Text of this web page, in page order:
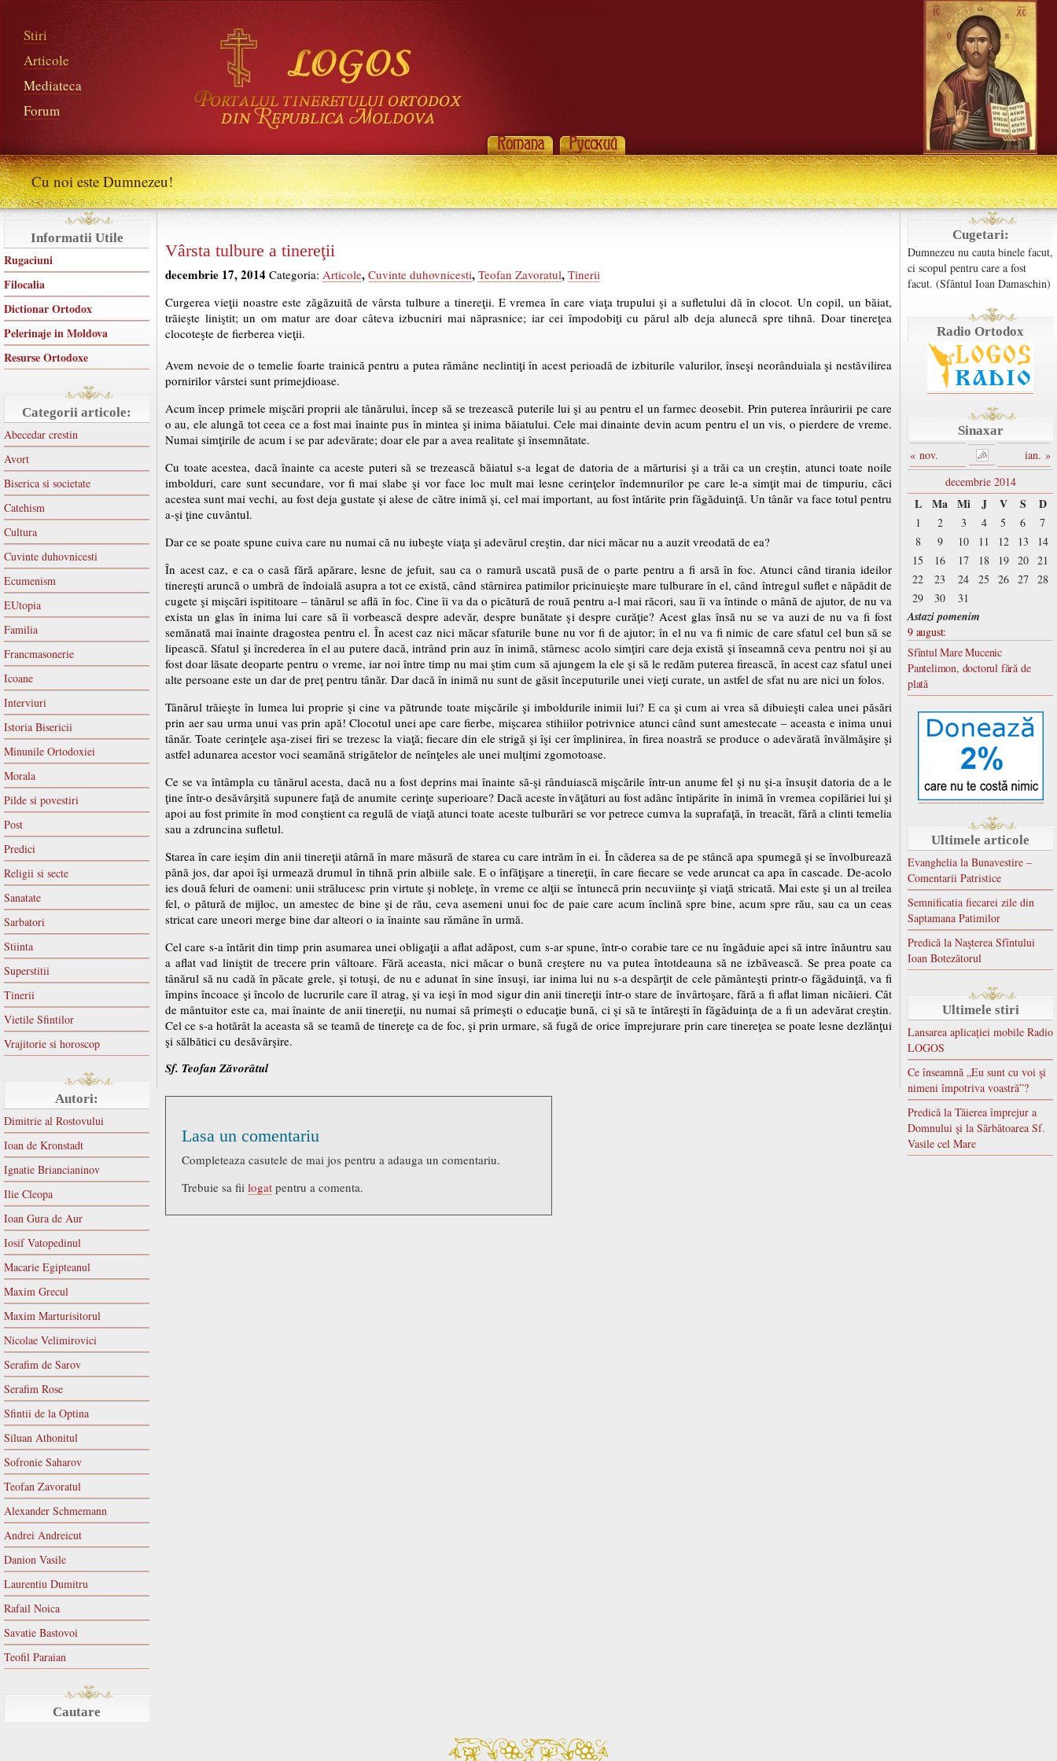
Stiri
Articole
Mediateca
Forum
Cu noi este Dumnezeu!
Informatii Utile
Rugaciuni
Filocalia
Dictionar Ortodox
Pelerinaje in Moldova
Resurse Ortodoxe
Categorii articole:
Abecedar crestin
Avort
Biserica si societate
Catehism
Cultura
Cuvinte duhovnicesti
Ecumenism
EUtopia
Familia
Francmasonerie
Icoane
Interviuri
Istoria Bisericii
Minunile Ortodoxiei
Morala
Pilde si povestiri
Post
Predici
Religii si secte
Sanatate
Sarbatori
Stiinta
Superstitii
Tinerii
Vietile Sfintilor
Vrajitorie si horoscop
Autori:
Dimitrie al Rostovului
Ioan de Kronstadt
Ignatie Briancianinov
Ilie Cleopa
Ioan Gura de Aur
Iosif Vatopedinul
Macarie Egipteanul
Maxim Grecul
Maxim Marturisitorul
Nicolae Velimirovici
Serafim de Sarov
Serafim Rose
Sfintii de la Optina
Siluan Athonitul
Sofronie Saharov
Teofan Zavoratul
Alexander Schmemann
Andrei Andreicut
Danion Vasile
Laurentiu Dumitru
Rafail Noica
Savatie Bastovoi
Teofil Paraian
Cautare
Cugetari:
Dumnezeu nu cauta binele facut,
ci scopul pentru care a fost
facut. (Sfântul Ioan Damaschin)
Radio Ortodox
Sinaxar
« nov.
ian. »
decembrie 2014
L Ma Mi J V S D
1 2 3 4 5 6
7
8
9 10 11 12 13
14
15
16 17 18 19 20
21
22
23 24 25 26 27
28
29
30 31
Astazi pomenim
9 august:
Sfîntul Mare Mucenic
Pantelimon, doctorul fără de
plată
Ultimele articole
Evanghelia la Bunavestire –
Comentarii Patristice
Semnificatia fiecarei zile din
Saptamana Patimilor
Predică la Naşterea Sfîntului
Ioan Botezătorul
Ultimele stiri
Lansarea aplicației mobile Radio
LOGOS
Ce înseamnă „Eu sunt cu voi şi
nimeni împotriva voastră”?
Predică la Tăierea împrejur a
Domnului şi la Sărbătoarea Sf.
Vasile cel Mare
Vârsta tulbure a tinereţii
decembrie 17, 2014 Categoria: Articole, Cuvinte duhovnicesti, Teofan Zavoratul, Tinerii
Curgerea vieţii noastre este zăgăzuită de vârsta tulbure a tinereţii. E vremea în care viaţa trupului şi a sufletului dă în clocot. Un copil, un băiat,
trăieşte liniştit; un om matur are doar câteva izbucniri mai năprasnice; iar cei împodobiţi cu părul alb deja alunecă spre tihnă. Doar tinereţea
clocoteşte de fierberea vieţii.
Avem nevoie de o temelie foarte trainică pentru a putea rămâne neclintiţi în acest perioadă de izbiturile valurilor, înseşi neorânduiala şi nestăvilirea
pornirilor vârstei sunt primejdioase.
Acum încep primele mişcări proprii ale tânărului, încep să se trezească puterile lui şi au pentru el un farmec deosebit. Prin puterea înrâuririi pe care
o au, ele alungă tot ceea ce a fost mai înainte pus în mintea şi inima băiatului. Cele mai dinainte devin acum pentru el un vis, o pierdere de vreme.
Numai simţirile de acum i se par adevărate; doar ele par a avea realitate şi însemnătate.
Cu toate acestea, dacă înainte ca aceste puteri să se trezească băiatul s-a legat de datoria de a mărturisi şi a trăi ca un creştin, atunci toate noile
imbolduri, care sunt secundare, vor fi mai slabe şi vor face loc mult mai lesne cerinţelor îndemnurilor pe care le-a simţit mai de timpuriu, căci
acestea sunt mai vechi, au fost deja gustate şi alese de către inimă şi, cel mai important, au fost întărite prin făgăduinţă. Un tânăr va face totul pentru
a-şi ţine cuvântul.
Dar ce se poate spune cuiva care nu numai că nu iubeşte viaţa şi adevărul creştin, dar nici măcar nu a auzit vreodată de ea?
În acest caz, e ca o casă fără apărare, lesne de jefuit, sau ca o ramură uscată pusă de o parte pentru a fi arsă în foc. Atunci când tirania ideilor
tinereşti aruncă o umbră de îndoială asupra a tot ce există, când stârnirea patimilor pricinuieşte mare tulburare în el, când întregul suflet e năpădit de
cugete şi mişcări ispititoare – tânărul se află în foc. Cine îi va da o picătură de rouă pentru a-l mai răcori, sau îi va întinde o mână de ajutor, de nu va
exista un glas în inima lui care să îi vorbească despre adevăr, despre bunătate şi despre curăţie? Acest glas însă nu se va auzi de nu va fi fost
semănată mai înainte dragostea pentru el. În acest caz nici măcar sfaturile bune nu vor fi de ajutor; în el nu va fi nimic de care sfatul cel bun să se
lipească. Sfatul şi încrederea în el au putere dacă, intrând prin auz în inimă, stârnesc acolo simţiri care deja există şi înseamnă ceva pentru noi şi au
fost doar lăsate deoparte pentru o vreme, iar noi între timp nu mai ştim cum să ajungem la ele şi să le redăm puterea firească, în acest caz sfatul unei
alte persoane este un dar de preţ pentru tânăr. Dar dacă în inimă nu sunt de găsit începuturile unei vieţi curate, un astfel de sfat nu are nici un folos.
Tânărul trăieşte în lumea lui proprie şi cine va pătrunde toate mişcările şi imboldurile inimii lui? E ca şi cum ai vrea să dibuieşti calea unei păsări
prin aer sau urma unui vas prin apă! Clocotul unei ape care fierbe, mişcarea stihiilor potrivnice atunci când sunt amestecate – aceasta e inima unui
tânăr. Toate cerinţele aşa-zisei firi se trezesc la viaţă; fiecare din ele strigă şi îşi cer împlinirea, în firea noastră se produce o adevărată învălmăşire şi
astfel adunarea acestor voci seamănă strigătelor de neînţeles ale unei mulţimi zgomotoase.
Ce se va întâmpla cu tânărul acesta, dacă nu a fost deprins mai înainte să-şi rânduiască mişcările într-un anume fel şi nu şi-a însuşit datoria de a le
ţine într-o desăvârşită supunere faţă de anumite cerinţe superioare? Dacă aceste învăţături au fost adânc întipărite în inimă în vremea copilăriei lui şi
apoi au fost primite în mod conştient ca regulă de viaţă atunci toate aceste tulburări se vor petrece cumva la suprafaţă, în treacăt, fără a clinti temelia
sau a zdruncina sufletul.
Starea în care ieşim din anii tinereţii atârnă în mare măsură de starea cu care intrăm în ei. În căderea sa de pe stâncă apa spumegă şi se învolburează
până jos, dar apoi îşi urmează drumul în tihnă prin albiile sale. E o înfăţişare a tinereţii, în care fiecare se vede aruncat ca apa în cascade. De-acolo
ies două feluri de oameni: unii strălucesc prin virtute şi nobleţe, în vreme ce alţii se întunecă prin necuviinţe şi viaţă stricată. Mai este şi un al treilea
fel, o pătură de mijloc, un amestec de bine şi de rău, ceva asemeni unui foc de paie care acum înclină spre bine, acum spre rău, sau ca un ceas
stricat care uneori merge bine dar alteori o ia înainte sau rămâne în urmă.
Cel care s-a întărit din timp prin asumarea unei obligaţii a aflat adăpost, cum s-ar spune, într-o corabie tare ce nu îngăduie apei să intre înăuntru sau
a aflat vad liniştit de trecere prin vâltoare. Fără aceasta, nici măcar o bună creştere nu va putea întotdeauna să ne izbăvească. Se prea poate ca
tânărul să nu cadă în păcate grele, şi totuşi, de nu e adunat în sine însuşi, iar inima lui nu s-a despărţit de cele pământeşti printr-o făgăduinţă, va fi
împins încoace şi încolo de lucrurile care îl atrag, şi va ieşi în mod sigur din anii tinereţii într-o stare de învârtoşare, fără a fi aflat liman nicăieri. Cât
de mântuitor este ca, mai înainte de anii tinereţii, nu numai să primeşti o educaţie bună, ci şi să te întăreşti în făgăduinţa de a fi un adevărat creştin.
Cel ce s-a hotărât la aceasta să se teamă de tinereţe ca de foc, şi prin urmare, să fugă de orice împrejurare prin care tinereţea se poate lesne dezlănţui
şi sălbătici cu desăvârşire.
Sf. Teofan Zăvorâtul
Lasa un comentariu
Completeaza casutele de mai jos pentru a adauga un comentariu.
Trebuie sa fii logat pentru a comenta.